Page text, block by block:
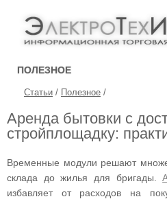
ПОЛЕЗНОЕ
Статьи / Полезное /
Аренда бытовки с
стройплощадку:
Временные модули решают
склада до жилья для бригады.
избавляет от расходов на